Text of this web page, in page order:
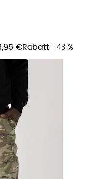
€Rabatt- 43 %